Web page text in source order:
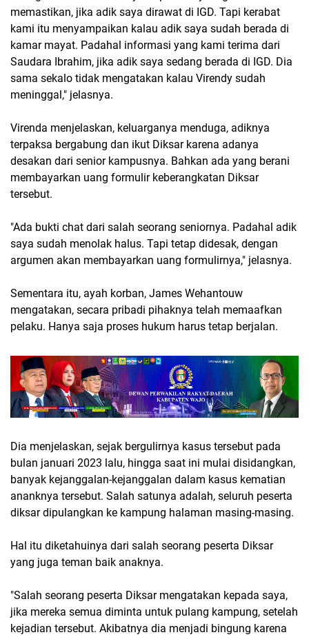
memastikan, jika adik saya dirawat di IGD. Tapi kerabat
kami itu menyampaikan kalau adik saya sudah berada di
kamar mayat. Padahal informasi yang kami terima dari
Saudara Ibrahim, jika adik saya sedang berada di IGD. Dia
sama sekalo tidak mengatakan kalau Virendy sudah
meninggal," jelasnya.
Virenda menjelaskan, keluarganya menduga, adiknya
terpaksa bergabung dan ikut Diksar karena adanya
desakan dari senior kampusnya. Bahkan ada yang berani
membayarkan uang formulir keberangkatan Diksar
tersebut.
"Ada bukti chat dari salah seorang seniornya. Padahal adik
saya sudah menolak halus. Tapi tetap didesak, dengan
argumen akan membayarkan uang formulirnya," jelasnya.
Sementara itu, ayah korban, James Wehantouw
mengatakan, secara pribadi pihaknya telah memaafkan
pelaku. Hanya saja proses hukum harus tetap berjalan.
Dia menjelaskan, sejak bergulirnya kasus tersebut pada
bulan januari 2023 lalu, hingga saat ini mulai disidangkan,
banyak kejanggalan-kejanggalan dalam kasus kematian
ananknya tersebut. Salah satunya adalah, seluruh peserta
diksar dipulangkan ke kampung halaman masing-masing.
Hal itu diketahuinya dari salah seorang peserta Diksar
yang juga teman baik anaknya.
"Salah seorang peserta Diksar mengatakan kepada saya,
jika mereka semua diminta untuk pulang kampung, setelah
kejadian tersebut. Akibatnya dia menjadi bingung karena